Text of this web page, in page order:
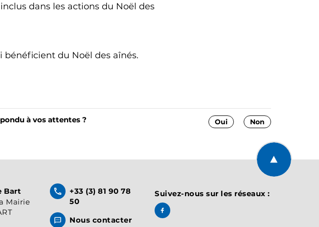
dans les actions du Noël des
du Noël des aînés.
à vos attentes ? Non
Oui
Retourner
Bart
Mairie
+33 (3) 81 90 78
50
Nous contacter
Suivez-nous sur les réseaux :
Suivez-nous sur Facebook, BART